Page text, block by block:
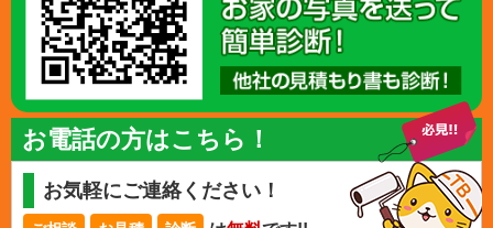
お電話の方はこちら！
お気軽にご連絡ください！